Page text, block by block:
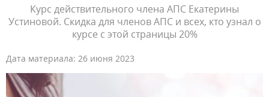
Курс действительного члена АПС Екатерины
Устиновой. Скидка для членов АПС и всех, кто узнал о
курсе с этой страницы 20%
Дата материала: 26 июня 2023